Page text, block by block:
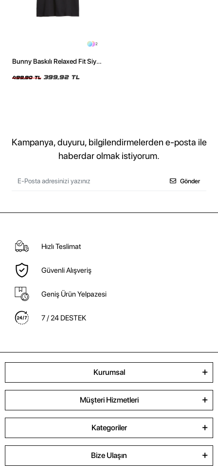
2
Bunny Baskılı Relaxed Fit Siyah
499,90 TL 399,92 TL
Kampanya, duyuru, bilgilendirmelerden e-posta ile
haberdar olmak istiyorum.
Gönder
Hızlı Teslimat
Güvenli Alışveriş
Geniş Ürün Yelpazesi
7 / 24 DESTEK
Kurumsal
Müşteri Hizmetleri
Kategoriler
Bize Ulaşın